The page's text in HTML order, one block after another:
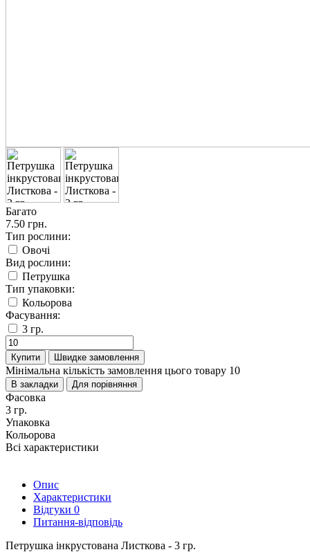
Багато
7.50 грн.
Тип рослини:
Овочі
Вид рослини:
Петрушка
Тип упаковки:
Кольорова
Фасування:
3 гр.
Купити Швидке замовлення
Мінімальна кількість замовлення цього товару 10
В закладки Для порівняння
Фасовка
3 гр.
Упаковка
Кольорова
Всі характеристики
Опис
Характеристики
Відгуки 0
Питання-відповідь
Петрушка інкрустована Листкова - 3 гр.